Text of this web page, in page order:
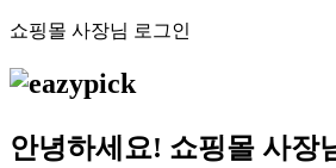
쇼핑몰 사장님 로그인
안녕하세요! 쇼핑몰 사장